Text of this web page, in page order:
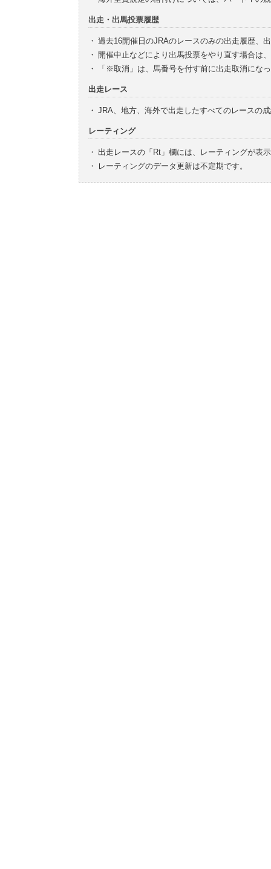
出走・出馬投票履歴
・ 過去16開催日のJRAのレースのみの出走履歴、
・ 開催中止などにより出馬投票をやり直す場合は
・
「※取消」は、馬番号を付す前に出走取消にな
出走レース
・ JRA、地方、海外で出走したすべてのレースの
レーティング
・ 出走レースの「Rt」欄には、レーティングが表
・
レーティングのデータ更新は不定期です。